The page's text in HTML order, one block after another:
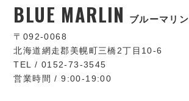
BLUE MARLIN ブルーマリン
〒092-0068
北海道網走郡美幌町三橋2丁目10-6
TEL / 0152-73-3545
営業時間 / 9:00-19:00